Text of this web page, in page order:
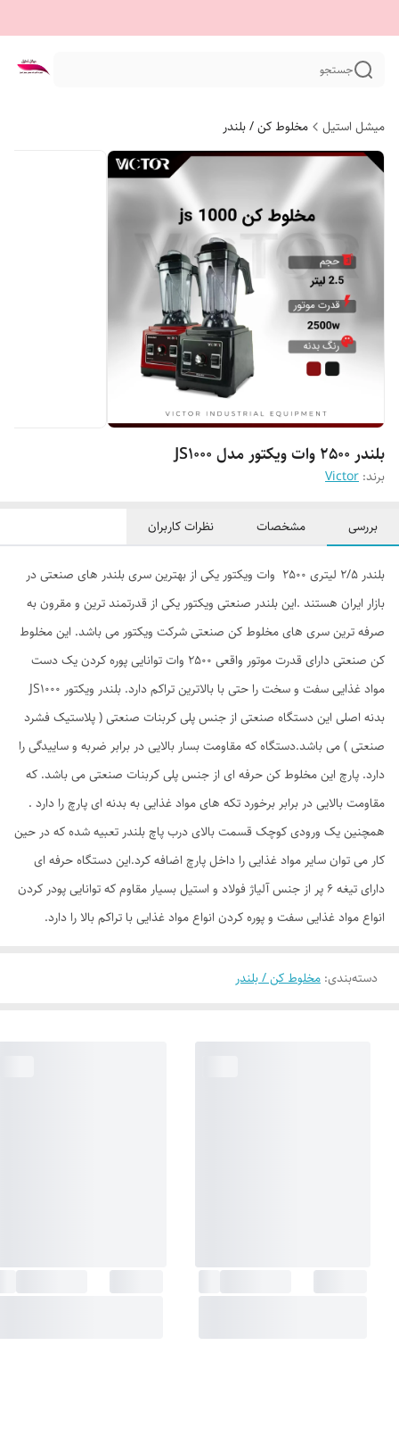
جستجو
میشل استیل مخلوط کن / بلندر
بلندر 2500 وات ویکتور مدل JS1000
برند: Victor
بررسی مشخصات نظرات کاربران
بلندر 2/5 لیتری 2500 وات ویکتور یکی از بهترین سری بلندر های صنعتی در
بازار ایران هستند .این بلندر صنعتی ویکتور یکی از قدرتمند ترین و مقرون به
صرفه ترین سری های مخلوط کن صنعتی شرکت ویکتور می باشد. این مخلوط
کن صنعتی دارای قدرت موتور واقعی 2500 وات توانایی پوره کردن یک دست
مواد غذایی سفت و سخت را حتی با بالاترین تراکم دارد. بلندر ویکتور JS1000
بدنه اصلی این دستگاه صنعتی از جنس پلی کربنات صنعتی ( پلاستیک فشرد
صنعتی ) می باشد.دستگاه که مقاومت بسار بالایی در برابر ضربه و ساییدگی را
دارد. پارچ این مخلوط کن حرفه ای از جنس پلی کربنات صنعتی می باشد. که
مقاومت بالایی در برابر برخورد تکه های مواد غذایی به بدنه ای پارچ را دارد .
همچنین یک ورودی کوچک قسمت بالای درب پاچ بلندر تعبیه شده که در حین
کار می توان سایر مواد غذایی را داخل پارچ اضافه کرد.این دستگاه حرفه ای
دارای تیغه 6 پر از جنس آلیاژ فولاد و استیل بسیار مقاوم که توانایی پودر کردن
انواع مواد غذایی سفت و پوره کردن انواع مواد غذایی با تراکم بالا را دارد.
دسته‌بندی: مخلوط کن / بلندر